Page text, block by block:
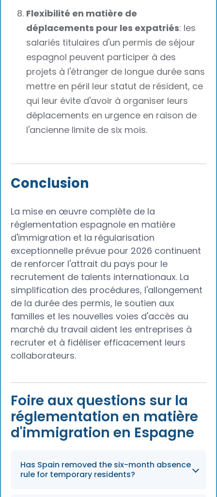
Flexibilité en matière de
déplacements pour les expatriés: les
salariés titulaires d'un permis de séjour
espagnol peuvent participer à des
projets à l'étranger de longue durée sans
mettre en péril leur statut de résident, ce
qui leur évite d'avoir à organiser leurs
déplacements en urgence en raison de
l'ancienne limite de six mois.
Conclusion‍
La mise en œuvre complète de la
réglementation espagnole en matière
d'immigration et la régularisation
exceptionnelle prévue pour 2026 continuent
de renforcer l'attrait du pays pour le
recrutement de talents internationaux. La
simplification des procédures, l'allongement
de la durée des permis, le soutien aux
familles et les nouvelles voies d'accès au
marché du travail aident les entreprises à
recruter et à fidéliser efficacement leurs
collaborateurs.
Foire aux questions sur la
réglementation en matière
d'immigration en Espagne
Has Spain removed the six-month absence
rule for temporary residents?